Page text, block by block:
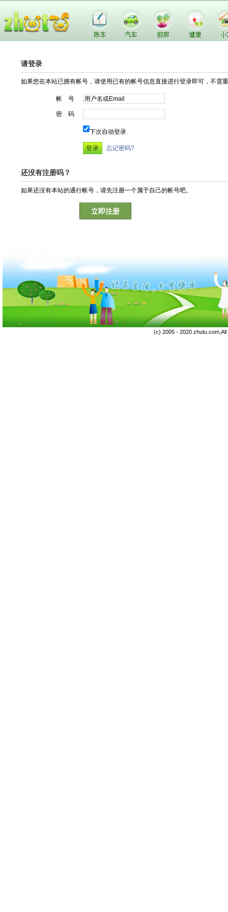
请登录
如果您在本站已拥有帐号，请使用已有的帐号信息直接进行登录即可，不需
帐 号
密 码
下次自动登录
忘记密码?
还没有注册吗？
如果还没有本站的通行帐号，请先注册一个属于自己的帐号吧。
立即注册
(c) 2005 - 2020